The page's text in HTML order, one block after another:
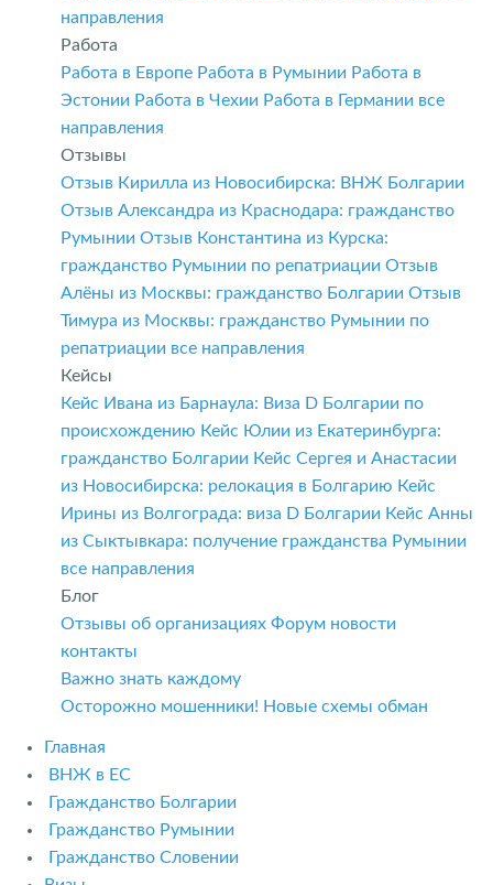
направления
Работа
Работа в Европе Работа в Румынии Работа в
Эстонии Работа в Чехии Работа в Германии все
направления
Отзывы
Отзыв Кирилла из Новосибирска: ВНЖ Болгарии
Отзыв Александра из Краснодара: гражданство
Румынии Отзыв Константина из Курска:
гражданство Румынии по репатриации Отзыв
Алёны из Москвы: гражданство Болгарии Отзыв
Тимура из Москвы: гражданство Румынии по
репатриации все направления
Кейсы
Кейс Ивана из Барнаула: Виза D Болгарии по
происхождению Кейс Юлии из Екатеринбурга:
гражданство Болгарии Кейс Сергея и Анастасии
из Новосибирска: релокация в Болгарию Кейс
Ирины из Волгограда: виза D Болгарии Кейс Анны
из Сыктывкара: получение гражданства Румынии
все направления
Блог
Отзывы об организациях Форум новости
контакты
Важно знать каждому
Осторожно мошенники! Новые схемы обман
Главная
ВНЖ в ЕС
Гражданство Болгарии
Гражданство Румынии
Гражданство Словении